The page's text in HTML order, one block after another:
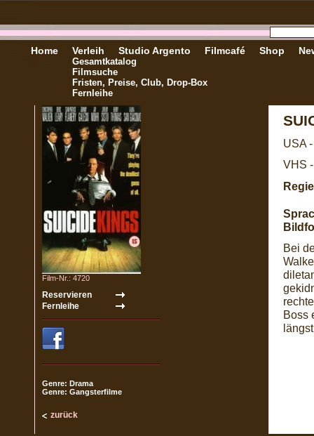
Home Verleih
Gesamtkatalog
Filmsuche
Fristen, Preise, Club, Drop-Box
Fernleihe
Studio Argento Filmcafé Shop
Film-Nr.: 4720
Genre: Drama
Genre: Gangsterfilme
zurück
USA
VHS
Bei
Boss